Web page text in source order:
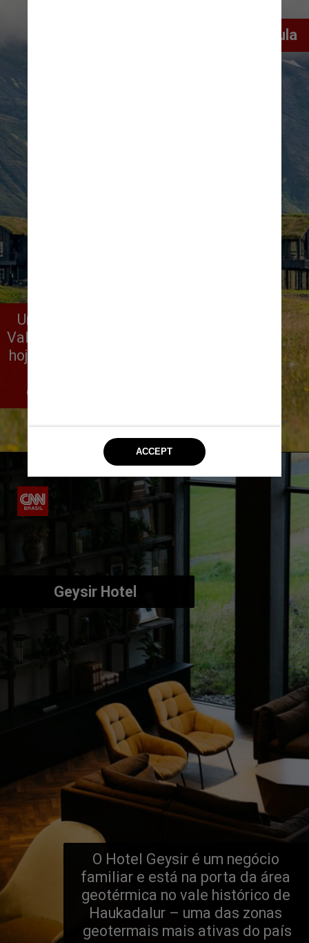
Deplar Farm, Troll Peninsula
Uma antiga fazenda de ovelhas no
Vale Fjlót, no norte da Islândia, abriga
hoje o exclusivo Deplar Farm, na Troll
entrada para aventuras diversas
Geysir Hotel
O Hotel Geysir é um negócio
familiar e está na porta da área
geotérmica no vale histórico de
Haukadalur – uma das zonas
geotermais mais ativas do país